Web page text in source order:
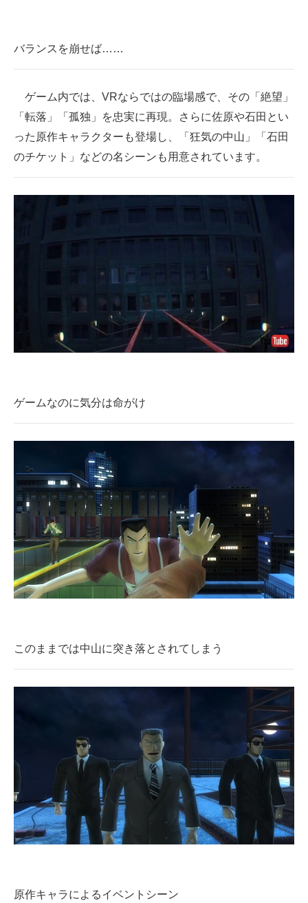
バランスを崩せば……
ゲーム内では、VRならではの臨場感で、その「絶望」
「転落」「孤独」を忠実に再現。さらに佐原や石田とい
った原作キャラクターも登場し、「狂気の中山」「石田
のチケット」などの名シーンも用意されています。
ゲームなのに気分は命がけ
このままでは中山に突き落とされてしまう
原作キャラによるイベントシーン